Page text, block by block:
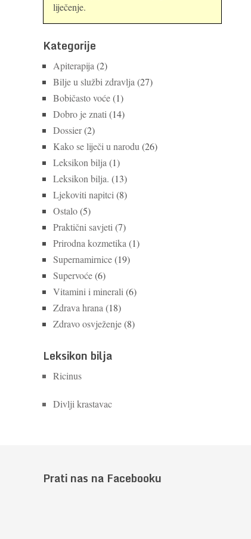
liječenje.
Kategorije
Apiterapija (2)
Bilje u službi zdravlja (27)
Bobičasto voće(1)
Dobro je znati (14)
Dossier(2)
Kako se liječi u narodu (26)
Leksikon bilja (1)
Leksikon bilja. (13)
Ljekoviti napitci (8)
Ostalo(5)
Praktični savjeti (7)
Prirodna kozmetika (1)
Supernamirnice(19)
Supervoće(6)
Vitamini i minerali (6)
Zdrava hrana (18)
Zdravo osvježenje(8)
Leksikon bilja
Ricinus
Divlji krastavac
Prati nas na Facebooku